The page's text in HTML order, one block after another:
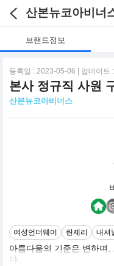
산본뉴코아비너
브랜드정보
등록일 : 2023-05-06 | 업데이트
본사 정규직 사원
산본뉴코아비너스
여성언더웨어 란제리 내셔
아름다움의 기준은 변하며
다.